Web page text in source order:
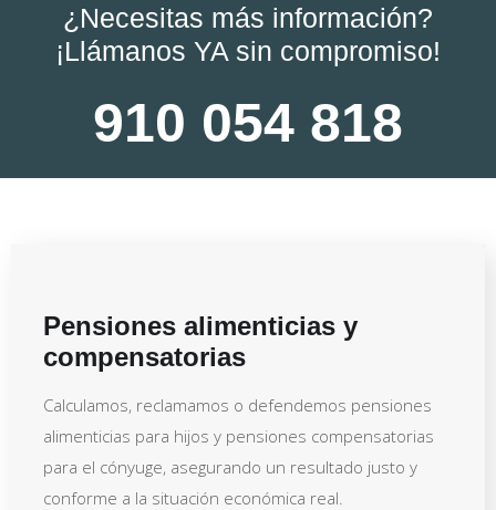
¿Necesitas más información?
¡Llámanos YA sin compromiso!
910 054 818
Pensiones alimenticias y
compensatorias
Calculamos, reclamamos o defendemos pensiones
alimenticias para hijos y pensiones compensatorias
para el cónyuge, asegurando un resultado justo y
conforme a la situación económica real.